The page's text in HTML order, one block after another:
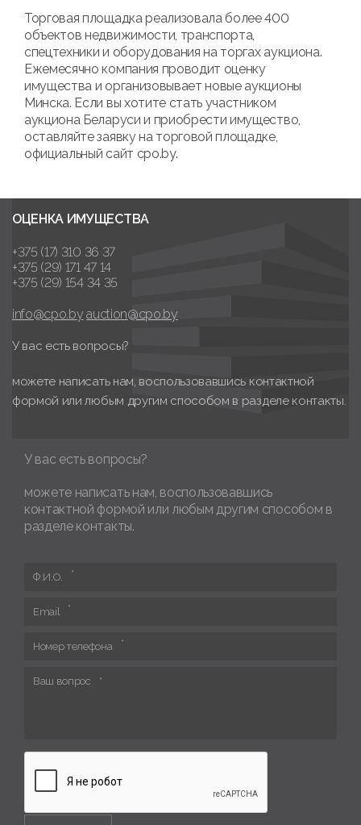
Торговая площадка реализовала более 400
объектов недвижимости, транспорта,
спецтехники и оборудования на торгах аукциона.
Ежемесячно компания проводит оценку
имущества и организовывает новые аукционы
Минска. Если вы хотите стать участником
аукциона Беларуси и приобрести имущество,
оставляйте заявку на торговой площадке,
официальный сайт cpo.by.
ОЦЕНКА ИМУЩЕСТВА
+375 (17) 310 36 37
+375 (29) 171 47 14
+375 (29) 154 34 35
info@cpo.by auction@cpo.by
У вас есть вопросы?
можете написать нам, воспользовавшись контактной
формой или любым другим способом в разделе контакты.
У вас есть вопросы?
можете написать нам, воспользовавшись
контактной формой или любым другим способом в
разделе контакты.
Ф.И.О.
Email
Номер телефона
Ваш вопрос